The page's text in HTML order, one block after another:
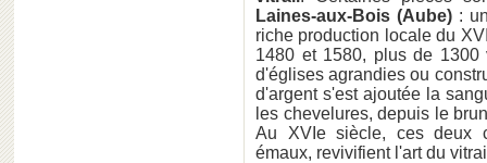
Laines-aux-Bois (Aube) :
riche production locale du
1480 et 1580, plus de 1300
d'églises agrandies ou
d'argent s'est ajoutée la
les chevelures, depuis le
Au XVIe siècle, ces deux
émaux, revivifient l'art du